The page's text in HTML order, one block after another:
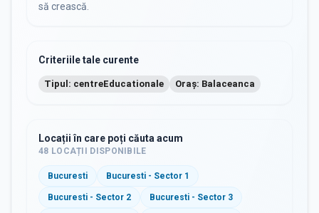
să crească.
Criteriile tale curente
Tipul: centreEducationale Oraș: Balaceanca
Locații în care poți căuta acum
48 LOCAȚII DISPONIBILE
Bucuresti Bucuresti - Sector 1
Bucuresti - Sector 2 Bucuresti - Sector 3